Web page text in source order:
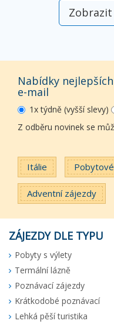
Zobrazit
Nabídky
e-mail
1x týdně (vyšší slevy)
Z odběru novinek se
Itálie
Adventní zájezdy
ZÁJEZDY DLE TYPU
Pobyty s výlety
Termální lázně
Poznávací zájezdy
Krátkodobé poznávací
Lehká pěší turistika